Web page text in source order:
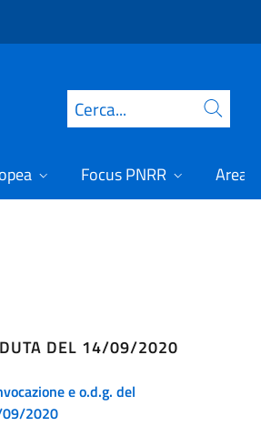
Cerca
Focus PNRR Area
DEL 14/09/2020
e o.d.g. del
2020